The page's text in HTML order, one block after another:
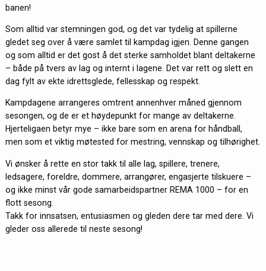
banen!
Som alltid var stemningen god, og det var tydelig at spillerne
gledet seg over å være samlet til kampdag igjen. Denne gangen
og som alltid er det gost å det sterke samholdet blant deltakerne
– både på tvers av lag og internt i lagene. Det var rett og slett en
dag fylt av ekte idrettsglede, fellesskap og respekt.
Kampdagene arrangeres omtrent annenhver måned gjennom
sesongen, og de er et høydepunkt for mange av deltakerne.
Hjerteligaen betyr mye – ikke bare som en arena for håndball,
men som et viktig møtested for mestring, vennskap og tilhørighet.
Vi ønsker å rette en stor takk til alle lag, spillere, trenere,
ledsagere, foreldre, dommere, arrangører, engasjerte tilskuere –
og ikke minst vår gode samarbeidspartner REMA 1000 – for en
flott sesong.
Takk for innsatsen, entusiasmen og gleden dere tar med dere. Vi
gleder oss allerede til neste sesong!